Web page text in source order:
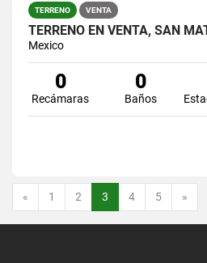
TERRENO VENTA
Mexico
0
Recámaras
0
Baños
« Anterior
1 2 3 4 5 »